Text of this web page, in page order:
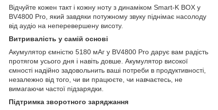
Відчуйте кожен такт і кожну ноту з динаміком Smart-K BOX у
BV4800 Pro, який завдяки потужному звуку піднімає насолоду
від аудіо на неперевершену висоту.
Витривалість у самій основі
Акумулятор ємністю 5180 мАг у BV4800 Pro дарує вам радість
протягом усього дня і навіть довше. Акумулятор високої
ємності надійно задовольнить ваші потреби в продуктивності,
незалежно від того, чи ви працюєте, чи навчаєтесь, не
вимагаючи частої підзарядки.
Підтримка зворотного заряджання